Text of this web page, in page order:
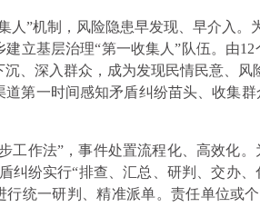
人”机制，风险隐患早发现、早介入
立基层治理“第一收集人”队伍。由
、深入群众，成为发现民情民意、风
道第一时间感知矛盾纠纷苗头、收集
工作法”，事件处置流程化、高效化
纠纷实行“排查、汇总、研判、交办
行统一研判、精准派单。责任单位或